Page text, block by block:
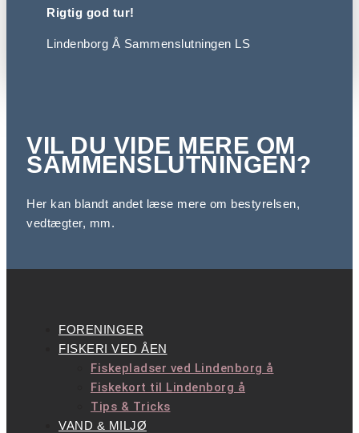
Rigtig god tur!
Lindenborg Å Sammenslutningen LS
VIL DU VIDE MERE OM
SAMMENSLUTNINGEN?
Her kan blandt andet læse mere om bestyrelsen,
vedtægter, mm.
FORENINGER
FISKERI VED ÅEN
Fiskepladser ved Lindenborg å
Fiskekort til Lindenborg å
Tips & Tricks
VAND & MILJØ